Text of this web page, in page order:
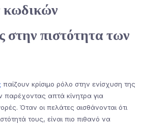
στην πιστότητα των
παίζουν κρίσιμο ρόλο στην ενίσχυση της
παρέχοντας απτά κίνητρα για
Όταν οι πελάτες αισθάνονται ότι
τους, είναι πιο πιθανό να